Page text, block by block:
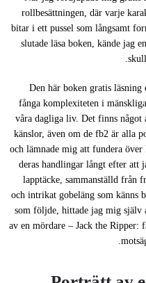
rollbesättningen, där varje
bitar i ett pussel som långsamt
slutade läsa boken, kände jag
Den här boken gratis
fånga komplexiteten i
våra dagliga liv. Det finns något
känslor, även om de fb2 är alla
och lämnade mig att fundera över
deras handlingar långt efter att
lapptäcke, sammanställd från
och intrikat gobeläng som känns
som följde, hittade jag mig själv
av en mördare – Jack the Ripper: